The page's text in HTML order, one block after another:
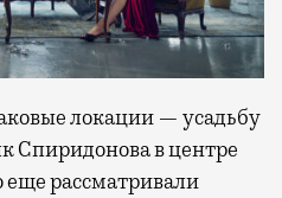
локации — усадьбу
Спиридонова в центре
рассматривали